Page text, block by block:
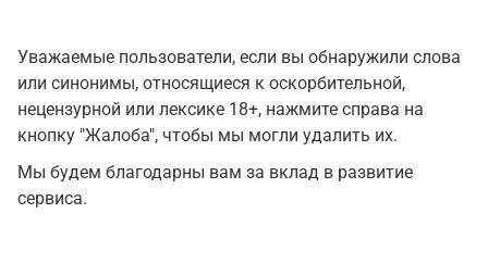
Уважаемые пользователи, если вы обнаружили слова
или синонимы, относящиеся к оскорбительной,
нецензурной или лексике 18+, нажмите справа на
кнопку "Жалоба", чтобы мы могли удалить их.
Мы будем благодарны вам за вклад в развитие
сервиса.